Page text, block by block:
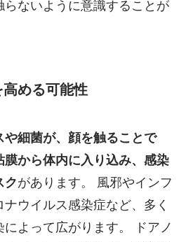
ないように意識することが
める可能性
や細菌が、顔を触ることで
膜から体内に入り込み、感染
クがあります。 風邪やインフ
ウイルス感染症など、多く
よって広がります。 ドアノ